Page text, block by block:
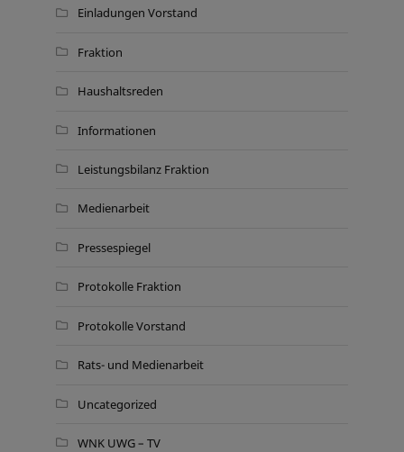
Einladungen Vorstand
Fraktion
Haushaltsreden
Informationen
Leistungsbilanz Fraktion
Medienarbeit
Pressespiegel
Protokolle Fraktion
Protokolle Vorstand
Rats- und Medienarbeit
Uncategorized
WNK UWG – TV